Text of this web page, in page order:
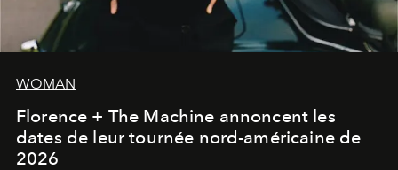
WOMAN
Florence + The Machine annoncent les
dates de leur tournée nord-américaine de
2026